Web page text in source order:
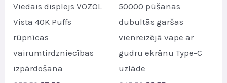
Viedais displejs VOZOL
Vista 40K Puffs
rūpnīcas
vairumtirdzniecības
izpārdošana
50000 pūšanas
dubultās garšas
vienreizējā vape ar
gudru ekrānu Type-C
uzlāde